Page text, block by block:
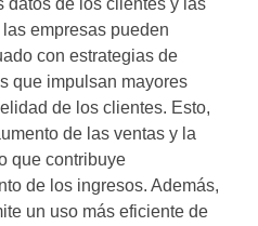
datos de los clientes y las
empresas pueden
con estrategias de
que impulsan mayores
de los clientes. Esto,
de las ventas y la
que contribuye
de los ingresos. Además,
un uso más eficiente de